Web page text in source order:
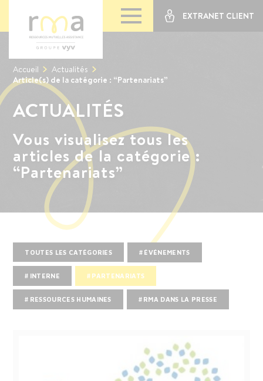
EXTRANET CLIENT
Accueil
Actualités
Article(s) de la catégorie : “Partenariats”
ACTUALITÉS
Vous visualisez tous les
articles de la catégorie :
“Partenariats”
TOUTES LES CATÉGORIES # ÉVÉNEMENTS
# INTERNE # PARTENARIATS
# RESSOURCES HUMAINES # RMA DANS LA PRESSE